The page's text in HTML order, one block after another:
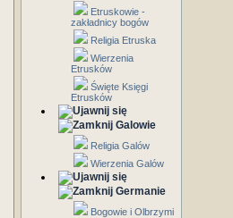
Etruskowie -
zakładnicy bogów
Religia Etruska
Wierzenia
Etrusków
Święte Księgi
Etrusków
Galowie
Religia Galów
Wierzenia Galów
Germanie
Bogowie i Olbrzymi